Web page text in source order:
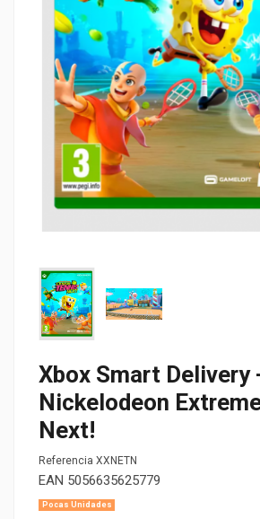
Xbox Smart Delivery
Nickelodeon
Next!
Referencia XXNETN
EAN 5056635625779
Pocas Unidades